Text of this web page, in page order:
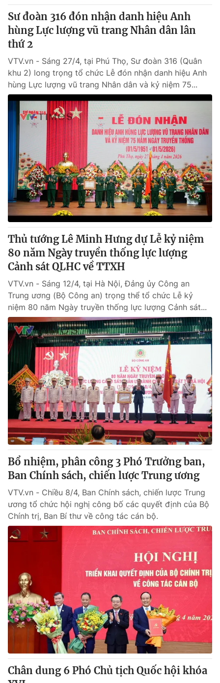
Sư đoàn 316 đón nhận danh hiệu Anh
hùng Lực lượng vũ trang Nhân dân lân
thứ 2
VTV.vn - Sáng 27/4, tại Phú Thọ, Sư đoàn 316 (Quân
khu 2) long trọng tổ chức Lễ đón nhận danh hiệu Anh
hùng Lực lượng vũ trang Nhân dân và kỷ niệm 75...
Thủ tướng Lê Minh Hưng dự Lễ kỷ niệm
80 năm Ngày truyền thống lực lượng
Cảnh sát QLHC về TTXH
VTV.vn - Sáng 12/4, tại Hà Nội, Đảng ủy Công an
Trung ương (Bộ Công an) trọng thể tổ chức Lễ kỷ
niệm 80 năm Ngày truyền thống lực lượng Cảnh sát...
Bổ nhiệm, phân công 3 Phó Trưởng ban,
Ban Chính sách, chiến lược Trung ương
VTV.vn - Chiều 8/4, Ban Chính sách, chiến lược Trung
ương tổ chức hội nghị công bố các quyết định của Bộ
Chính trị, Ban Bí thư về công tác cán bộ.
Chân dung 6 Phó Chủ tịch Quốc hội khóa